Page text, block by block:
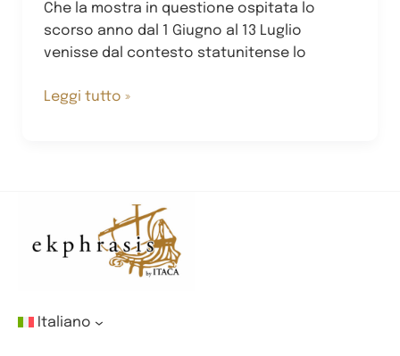
Che la mostra in questione ospitata lo
scorso anno dal 1 Giugno al 13 Luglio
venisse dal contesto statunitense lo
WOMEN
–
per
Leggi tutto »
Italiano